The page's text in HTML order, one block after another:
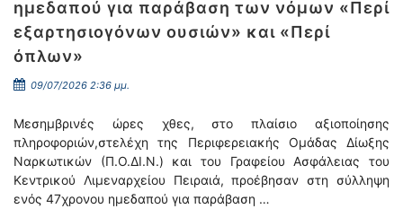
ημεδαπού για παράβαση των νόμων «Περί
εξαρτησιογόνων ουσιών» και «Περί
όπλων»
09/07/2026 2:36 μμ.
Μεσημβρινές ώρες χθες, στο πλαίσιο αξιοποίησης
πληροφοριών,στελέχη της Περιφερειακής Ομάδας Δίωξης
Ναρκωτικών (Π.Ο.ΔΙ.Ν.) και του Γραφείου Ασφάλειας του
Κεντρικού Λιμεναρχείου Πειραιά, προέβησαν στη σύλληψη
ενός 47χρονου ημεδαπού για παράβαση …